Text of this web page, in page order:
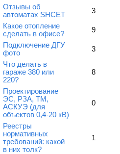
Отзывы об
автоматах SHCET
3
Какое отопление
сделать в офисе?
9
Подключение ДГУ
фото
3
Что делать в
гараже 380 или
220?
8
Проектирование
ЭС, РЗА, ТМ,
АСКУЭ (для
объектов 0,4-20 кВ)
0
Реестры
нормативных
требований: какой
в них толк?
1